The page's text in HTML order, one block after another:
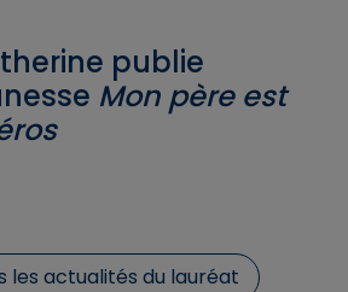
publie
Mon père est
les actualités du lauréat